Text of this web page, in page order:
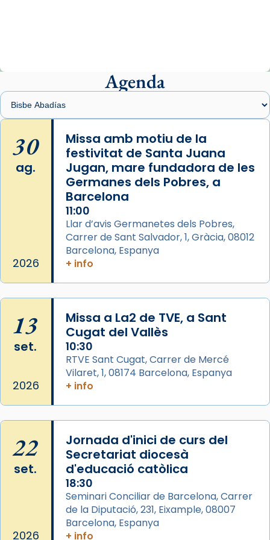
presidit aquest 27 de juliol la missa de Les
Santes de Mataró.
🔗
📸 J. Merino
Photo
View on Facebook Share
Arquebisbat de Barcelona
de Barcelona.
2 weeks ago
Aquest dilluns, 27 de juliol, ha tingut lloc la
missa d’acció de gràcies en agraïment al
L’arquebisbe de Barcelona, el cardenal Joan
Josep Omella, ha presidit la missa i l’ha
concelebrat el bisbe auxiliar de Barcelona,
Mons. David Abadías.
📸 Dr. G. Simón
Arquebisbat de Barcelona
2 weeks ago
Memòria de les santes Juliana i
Semproniana, verges i màrtirs.
Acompanyant la història de sant Cugat, a
Agenda
30
ag.
2026
Missa amb motiu de la
festivitat de Santa Juana
Jugan, mare fundadora de les
Germanes dels Pobres, a
Barcelona
11:00
Llar d’avis Germanetes dels Pobres,
Carrer de Sant Salvador, 1, Gràcia, 08012
Barcelona, Espanya
+ info
13
set.
2026
Missa a La2 de TVE, a Sant
Cugat del Vallès
10:30
RTVE Sant Cugat, Carrer de Mercé
Vilaret, 1, 08174 Barcelona, Espanya
+ info
22
set.
2026
Jornada d'inici de curs del
Secretariat diocesà
d'educació catòlica
18:30
Seminari Conciliar de Barcelona, Carrer
de la Diputació, 231, Eixample, 08007
Barcelona, Espanya
+ info